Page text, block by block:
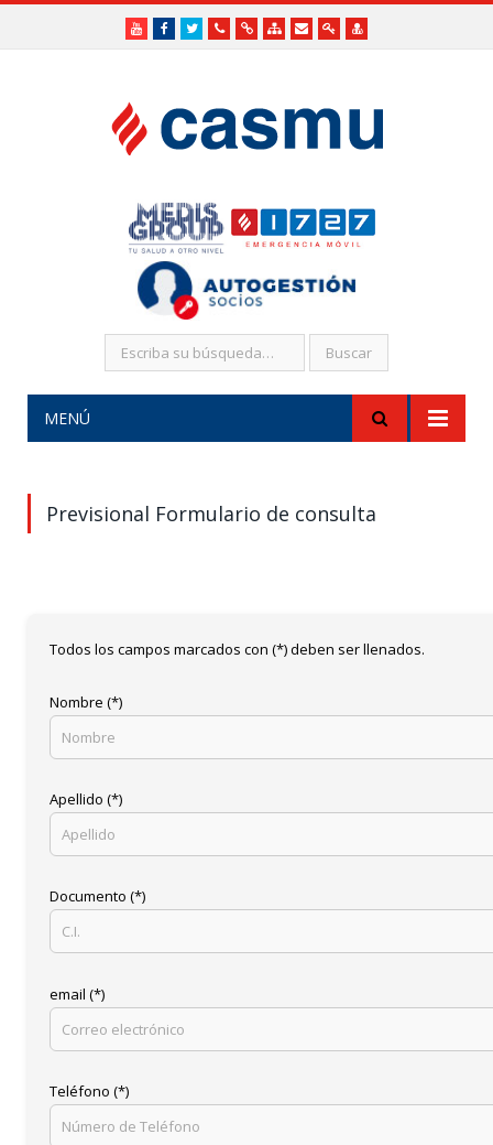
YoutubeFacebook
TwitterTeléfonos
EnlacesMapaFormularios
AccesoAcceso
MENÚ
Previsional Formulario de consulta
Todos los campos marcados con (*) deben ser llenados.
Nombre (*)
Apellido (*)
Documento (*)
email (*)
Teléfono (*)